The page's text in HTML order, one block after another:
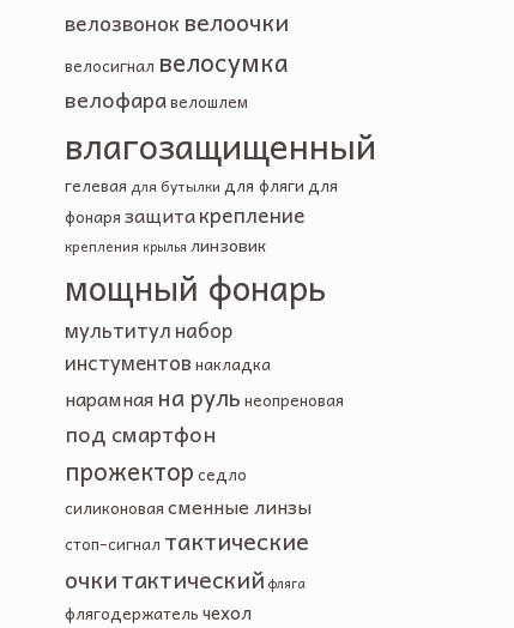
велозвоноквелоочки
велосигнал велосумка
велофаравелошлем
влагозащищенный
гелевая для бутылки для фляги для
фонаря защитакрепление
крепления крылья линзовик
мощный фонарь
мультитулнабор
инстументов накладка
нарамнаяна руль неопреновая
под смартфон
прожектор седло
силиконовая сменные линзы
стоп-сигнал тактические
очкитактический фляга
флягодержатель чехол